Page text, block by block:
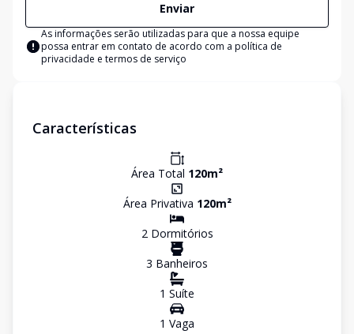
Enviar
As informações serão utilizadas para que a nossa equipe
possa entrar em contato de acordo com a política de
privacidade e termos de serviço
Características
Área Total 120m²
Área Privativa 120m²
2Dormitórios
3 Banheiros
1 Suíte
1 Vaga